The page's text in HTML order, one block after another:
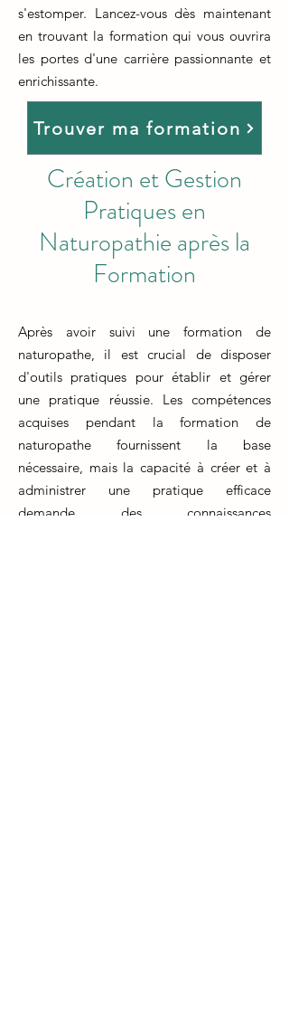
s'estomper. Lancez-vous dès maintenant
en trouvant la formation qui vous ouvrira
les portes d'une carrière passionnante et
enrichissante.
Trouver ma formation
Création et Gestion
Pratiques en
Naturopathie après la
Formation
Après avoir suivi une formation de
naturopathe, il est crucial de disposer
d'outils pratiques pour établir et gérer
une pratique réussie. Les compétences
acquises pendant la formation de
naturopathe fournissent la base
nécessaire, mais la capacité à créer et à
administrer une pratique efficace
demande des connaissances